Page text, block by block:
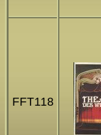
FFT118